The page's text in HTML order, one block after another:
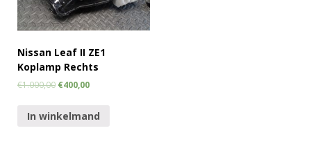
Nissan Leaf II ZE1
Koplamp Rechts
€1.000,00 €400,00
In winkelmand